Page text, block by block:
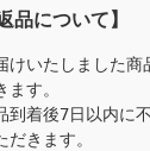
品について】
けいたしました
ます。
到着後7日以内に
だきます。